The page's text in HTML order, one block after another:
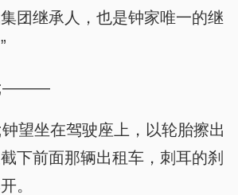
团继承人，也是钟家唯一的继
望坐在驾驶座上，以轮胎擦出
下前面那辆出租车，刺耳的刹
。